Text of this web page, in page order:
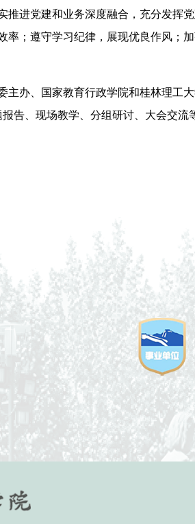
进党建和业务深度融合，充分发挥
；遵守学习纪律，展现优良作风；
办、国家教育行政学院和桂林理工
告、现场教学、分组研讨、大会交流